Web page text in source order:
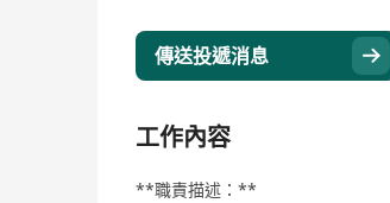
傳送投遞消息
工作內容
**職責描述：**